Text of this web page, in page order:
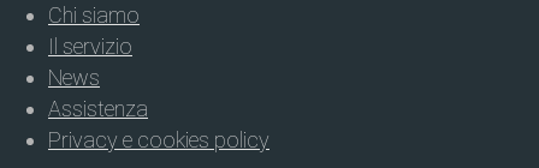
Chi siamo
Il servizio
News
Assistenza
Privacy e cookies policy